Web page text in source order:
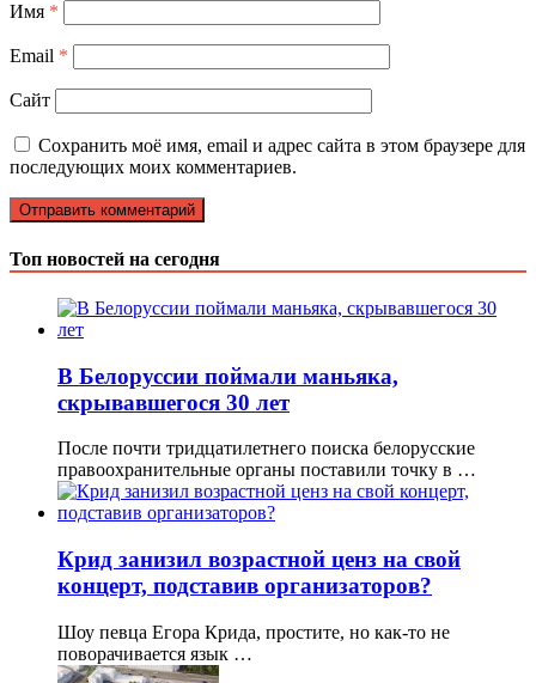
Имя *
Email *
Сайт
Сохранить моё имя, email и адрес сайта в этом браузере для
последующих моих комментариев.
Топ новостей на сегодня
В Белоруссии поймали маньяка,
скрывавшегося 30 лет
После почти тридцатилетнего поиска белорусские
правоохранительные органы поставили точку в …
Крид занизил возрастной ценз на свой
концерт, подставив организаторов?
Шоу певца Егора Крида, простите, но как-то не
поворачивается язык …